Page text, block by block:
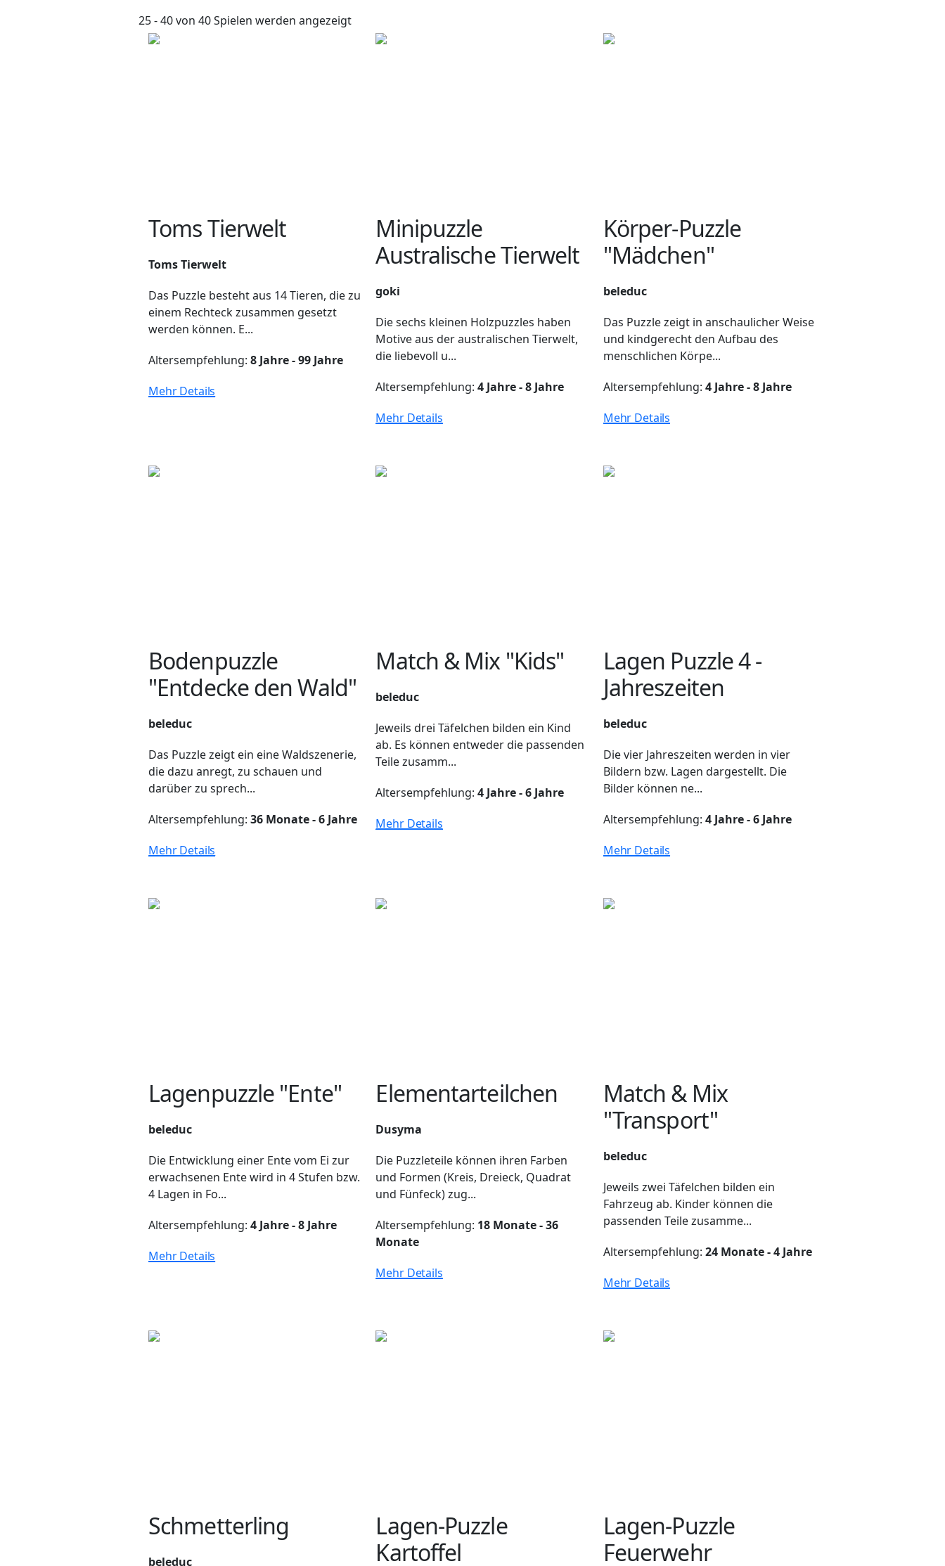
25 - 40 von 40 Spielen werden angezeigt
Toms Tierwelt
Toms Tierwelt
Das Puzzle besteht aus 14 Tieren, die zu
einem Rechteck zusammen gesetzt
werden können. E...
Altersempfehlung:8 Jahre - 99 Jahre
Mehr Details
Minipuzzle
Australische Tierwelt
goki
Die sechs kleinen Holzpuzzles haben
Motive aus der australischen Tierwelt,
die liebevoll u...
Altersempfehlung:4 Jahre - 8 Jahre
Mehr Details
Körper-Puzzle
"Mädchen"
beleduc
Das Puzzle zeigt in anschaulicher Weise
und kindgerecht den Aufbau des
menschlichen Körpe...
Altersempfehlung: 4 Jahre - 8 Jahre
Mehr Details
Bodenpuzzle
"Entdecke den Wald"
beleduc
Das Puzzle zeigt ein eine Waldszenerie,
die dazu anregt, zu schauen und
darüber zu sprech...
Altersempfehlung:36 Monate - 6 Jahre
Mehr Details
Match & Mix "Kids"
beleduc
Jeweils drei Täfelchen bilden ein Kind
ab. Es können entweder die passenden
Teile zusamm...
Altersempfehlung:4 Jahre - 6 Jahre
Mehr Details
Lagen Puzzle 4 -
Jahreszeiten
beleduc
Die vier Jahreszeiten werden in vier
Bildern bzw. Lagen dargestellt. Die
Bilder können ne...
Altersempfehlung: 4 Jahre - 6 Jahre
Mehr Details
Lagenpuzzle "Ente"
beleduc
Die Entwicklung einer Ente vom Ei zur
erwachsenen Ente wird in 4 Stufen bzw.
4 Lagen in Fo...
Altersempfehlung:4 Jahre - 8 Jahre
Mehr Details
Elementarteilchen
Dusyma
Die Puzzleteile können ihren Farben
und Formen (Kreis, Dreieck, Quadrat
und Fünfeck) zug...
Altersempfehlung: 18 Monate - 36
Monate
Mehr Details
Match & Mix
"Transport"
beleduc
Jeweils zwei Täfelchen bilden ein
Fahrzeug ab. Kinder können die
passenden Teile zusamme...
Altersempfehlung: 24 Monate - 4 Jahre
Mehr Details
Schmetterling
beleduc
Lagen-Puzzle
Kartoffel
Lagen-Puzzle
Feuerwehr